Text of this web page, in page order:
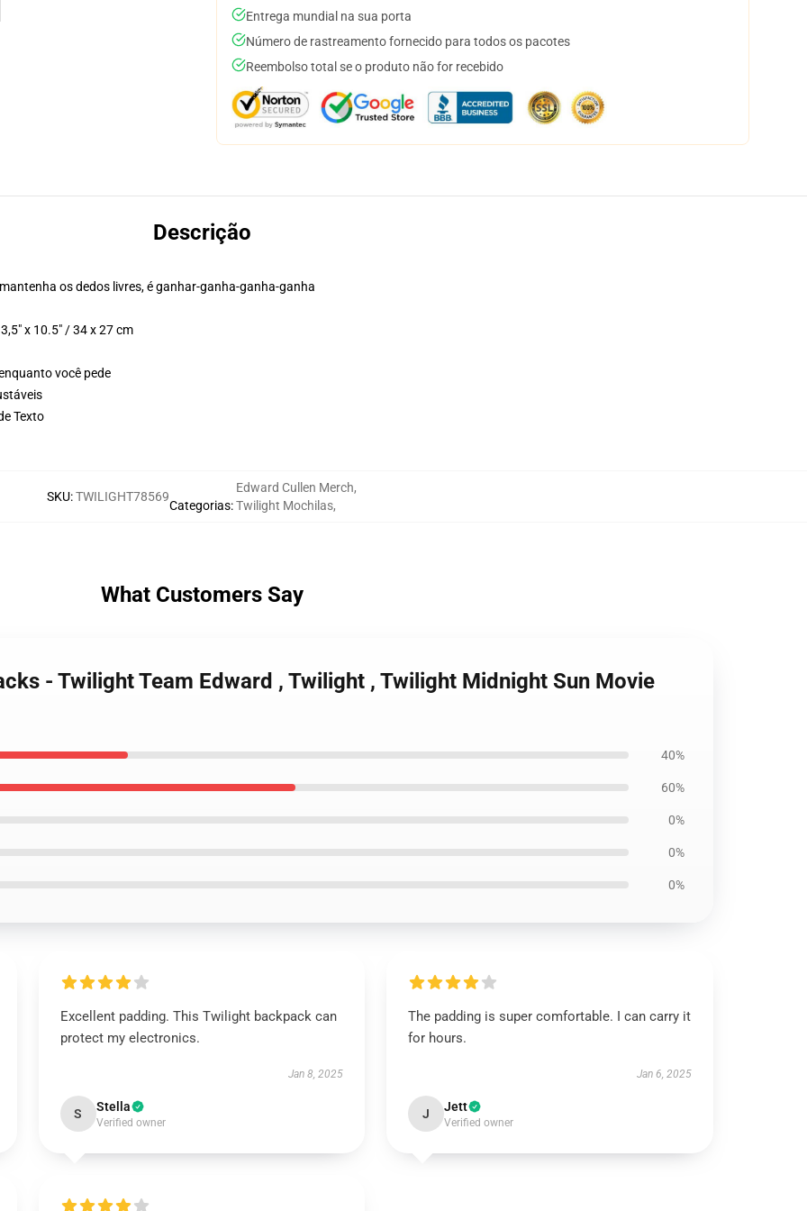
Entrega mundial na sua porta
Número de rastreamento fornecido para todos os pacotes
Reembolso total se o produto não for recebido
Descrição
os dedos livres, é ganhar-ganha-ganha-ganha
x 10.5" / 34 x 27 cm
você pede
Texto
SKU:TWILIGHT78569
Categorias:
Edward Cullen Merch,
Twilight Mochilas,
What Customers Say
- Twilight Team Edward , Twilight , Twilight Midnight Sun Movie
40%
60%
0%
0%
0%
Excellent padding. This Twilight backpack can
protect my electronics.
Jan 8, 2025
S Stella
Verified owner
The padding is super comfortable. I can carry it
for hours.
Jan 6, 2025
J Jett
Verified owner